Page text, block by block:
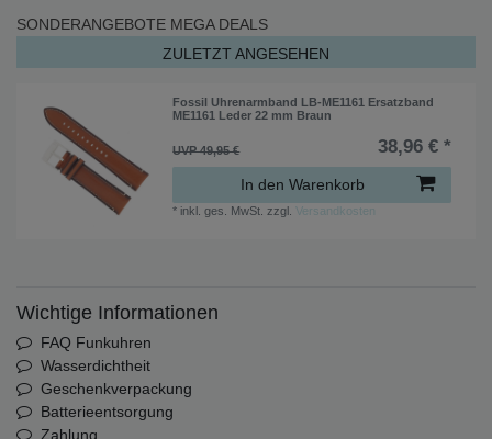
SONDERANGEBOTE MEGA DEALS
ZULETZT ANGESEHEN
Fossil Uhrenarmband LB-ME1161 Ersatzband
ME1161 Leder 22 mm Braun
UVP 49,95 € 38,96 € *
In den Warenkorb
* inkl. ges. MwSt. zzgl. Versandkosten
Wichtige Informationen
FAQ Funkuhren
Wasserdichtheit
Geschenkverpackung
Batterieentsorgung
Zahlung